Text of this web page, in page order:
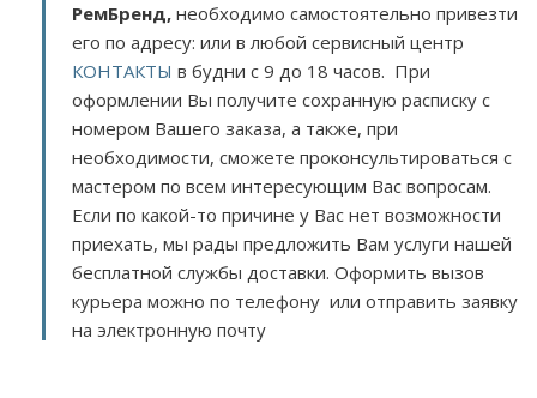
РемБренд, необходимо самостоятельно привезти
его по адресу: или в любой сервисный центр
КОНТАКТЫ в будни с 9 до 18 часов. При
оформлении Вы получите сохранную расписку с
номером Вашего заказа, а также, при
необходимости, сможете проконсультироваться с
мастером по всем интересующим Вас вопросам.
Если по какой-то причине у Вас нет возможности
приехать, мы рады предложить Вам услуги нашей
бесплатной службы доставки. Оформить вызов
курьера можно по телефону или отправить заявку
на электронную почту